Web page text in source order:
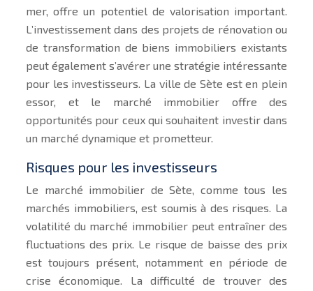
mer, offre un potentiel de valorisation important.
L’investissement dans des projets de rénovation ou
de transformation de biens immobiliers existants
peut également s’avérer une stratégie intéressante
pour les investisseurs. La ville de Sète est en plein
essor, et le marché immobilier offre des
opportunités pour ceux qui souhaitent investir dans
un marché dynamique et prometteur.
Risques pour les investisseurs
Le marché immobilier de Sète, comme tous les
marchés immobiliers, est soumis à des risques. La
volatilité du marché immobilier peut entraîner des
fluctuations des prix. Le risque de baisse des prix
est toujours présent, notamment en période de
crise économique. La difficulté de trouver des